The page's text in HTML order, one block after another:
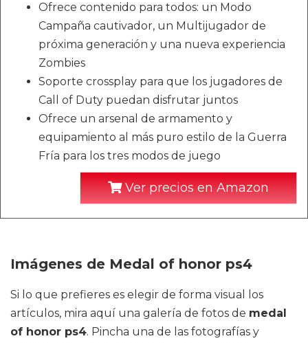
Ofrece contenido para todos: un Modo
Campaña cautivador, un Multijugador de
próxima generación y una nueva experiencia
Zombies
Soporte crossplay para que los jugadores de
Call of Duty puedan disfrutar juntos
Ofrece un arsenal de armamento y
equipamiento al más puro estilo de la Guerra
Fría para los tres modos de juego
Ver precios en Amazon
Imágenes de Medal of honor ps4
Si lo que prefieres es elegir de forma visual los
artículos, mira aquí una galería de fotos de medal
of honor ps4. Pincha una de las fotografías y